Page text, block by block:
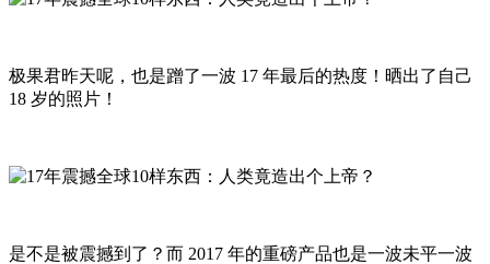
极果君昨天呢，也是蹭了一波 17 年最后的热度！晒出了自己
18 岁的照片！
是不是被震撼到了？而 2017 年的重磅产品也是一波未平一波